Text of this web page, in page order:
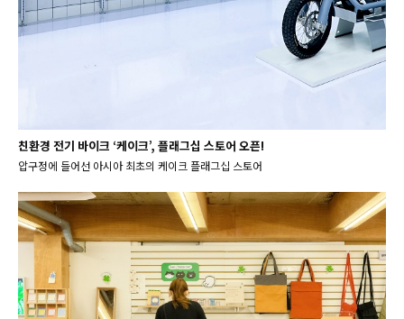
친환경 전기 바이크 ‘케이크’, 플래그십 스토어 오픈!
압구정에 들어선 아시아 최초의 케이크 플래그십 스토어